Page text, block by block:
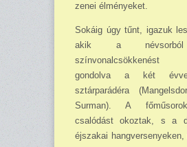
zenei él­ményeket.
Sokáig úgy tűnt, igazuk
akik a
gondolva a két
sztárparádéra
Surman). A
csalódást okoztak, s a
éjszakai hangverse­nyeken,